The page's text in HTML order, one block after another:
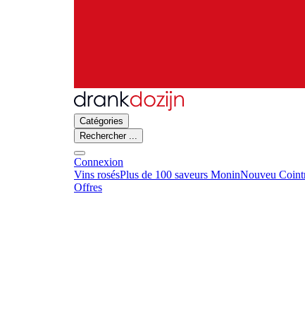
Catégories
Rechercher ...
Connexion
Vins rosésPlus de 100 saveurs MoninNouveu
Offres